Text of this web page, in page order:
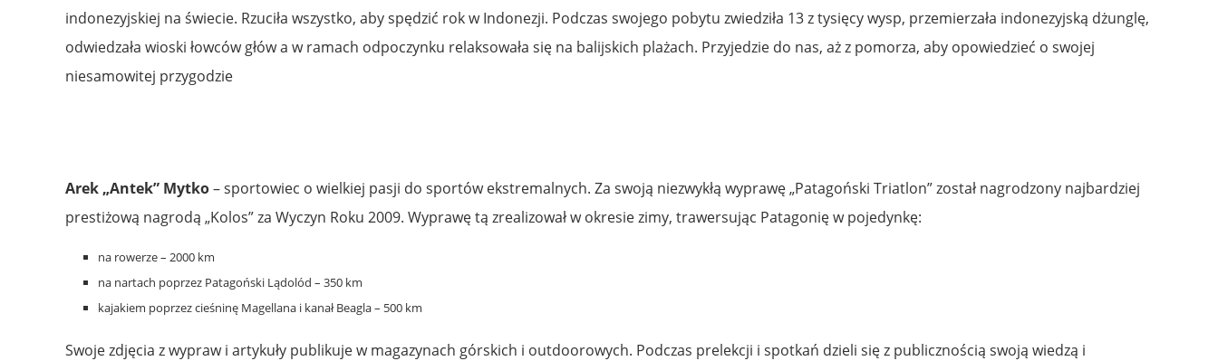
indonezyjskiej na świecie. Rzuciła wszystko, aby spędzić rok w Indonezji. Podczas swojego pobytu zwiedziła 13 z tysięcy wysp, przemierzała indonezyjską dżunglę,
odwiedzała wioski łowców głów a w ramach odpoczynku relaksowała się na balijskich plażach. Przyjedzie do nas, aż z pomorza, aby opowiedzieć o swojej
niesamowitej przygodzie
Arek „Antek” Mytko– sportowiec o wielkiej pasji do sportów ekstremalnych. Za swoją niezwykłą wyprawę „Patagoński Triatlon” został nagrodzony najbardziej
prestiżową nagrodą „Kolos” za Wyczyn Roku 2009. Wyprawę tą zrealizował w okresie zimy, trawersując Patagonię w pojedynkę:
na rowerze – 2000 km
na nartach poprzez Patagoński Lądolód – 350 km
kajakiem poprzez cieśninę Magellana i kanał Beagla – 500 km
Swoje zdjęcia z wypraw i artykuły publikuje w magazynach górskich i outdoorowych. Podczas prelekcji i spotkań dzieli się z publicznością swoją wiedzą i